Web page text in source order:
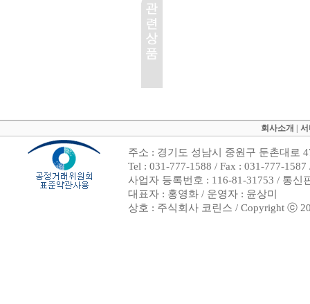
회사소개
주소 : 경기도 성남시 중원구 둔촌대로
Tel : 031-777-1588 / Fax : 031-777-
사업자 등록번호 : 116-81-31753 / 통신
대표자 : 홍영화 / 운영자 : 윤상미
상호 : 주식회사 코린스 / Copyright ⓒ